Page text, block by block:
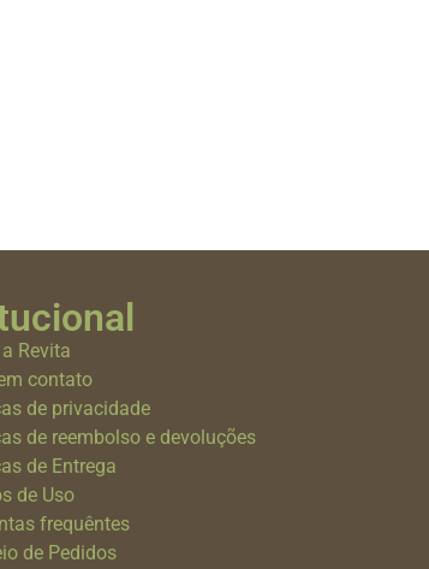
Revita
contato
de privacidade
de reembolso e devoluções
de Entrega
de Uso
frequêntes
de Pedidos